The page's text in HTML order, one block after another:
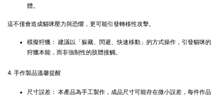
體。
這不僅會造成貓咪壓力與恐懼，更可能引發轉移性攻擊。
模擬狩獵： 建議以「躲藏、閃避、快速移動」的方式操作，引發貓咪的
狩獵本能，而非強制性的肢體接觸。
4. 手作製品溫馨提醒
尺寸誤差： 本產品為手工製作，成品尺寸可能存在微小誤差，每件作品